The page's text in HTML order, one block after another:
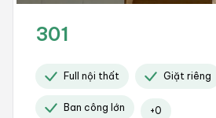
301
Full nội thất Giặt riêng
Ban công lớn +0